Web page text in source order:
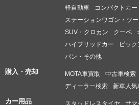
軽自動車 コンパクトカー
ステーションワゴン・ツ
SUV・クロカン
クーペ
ハイブリッドカー
ピッ
バン・その他
購入・売却 MOTA車買取 中古車検索
ディーラー検索
新車人
カー用品 スタッドレスタイヤ サマ